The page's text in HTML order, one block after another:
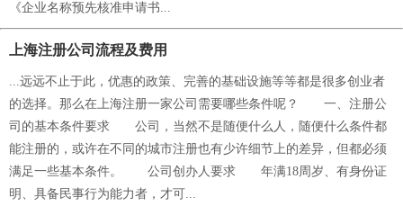
《企业名称预先核准申请书...
上海注册公司流程及费用
...远远不止于此，优惠的政策、完善的基础设施等等都是很多创业者
的选择。那么在上海注册一家公司需要哪些条件呢？ 一、注册公
司的基本条件要求 公司，当然不是随便什么人，随便什么条件都
能注册的，或许在不同的城市注册也有少许细节上的差异，但都必须
满足一些基本条件。 公司创办人要求 年满18周岁、有身份证
明、具备民事行为能力者，才可...